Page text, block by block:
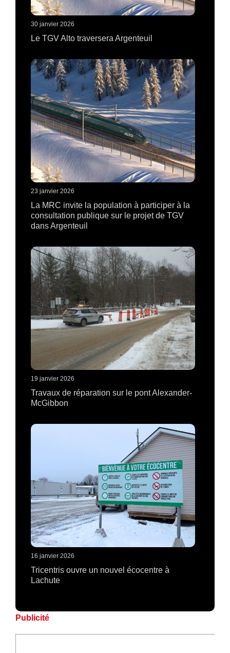
30 janvier 2026
Le TGV Alto traversera Argenteuil
23 janvier 2026
La MRC invite la population à participer à la
consultation publique sur le projet de TGV
dans Argenteuil
19 janvier 2026
Travaux de réparation sur le pont Alexander-
McGibbon
16 janvier 2026
Tricentris ouvre un nouvel écocentre à
Lachute
Publicité